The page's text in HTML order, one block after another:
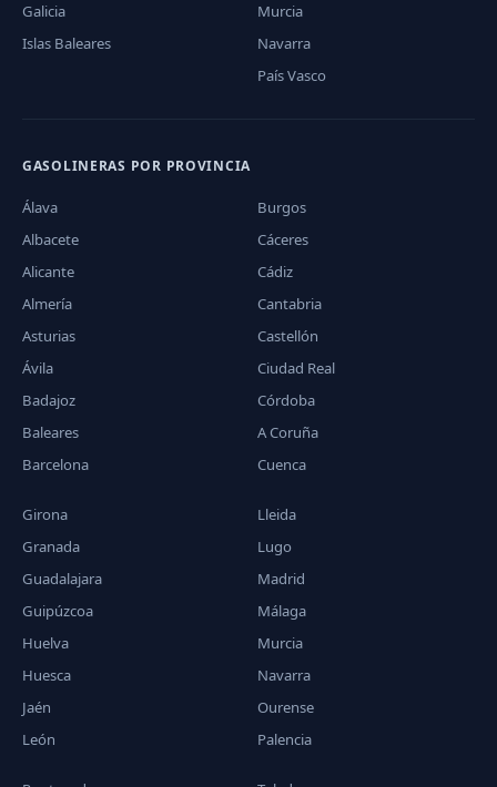
Galicia
Islas Baleares
Murcia
Navarra
País Vasco
GASOLINERAS POR PROVINCIA
Álava
Albacete
Alicante
Almería
Asturias
Ávila
Badajoz
Baleares
Barcelona
Burgos
Cáceres
Cádiz
Cantabria
Castellón
Ciudad Real
Córdoba
A Coruña
Cuenca
Girona
Granada
Guadalajara
Guipúzcoa
Huelva
Huesca
Jaén
León
Lleida
Lugo
Madrid
Málaga
Murcia
Navarra
Ourense
Palencia